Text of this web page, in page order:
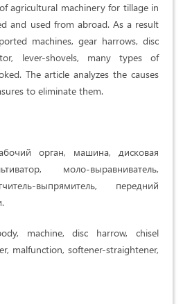
agricultural machinery for tillage in
and used from abroad. As a result
machines, gear harrows, disc
lever-shovels, many types of
The article analyzes the causes
to eliminate them.
орган, машина, дисковая
моло-выравниватель,
выпрямитель, передний
machine, disc harrow, chisel
malfunction, softener-straightener,